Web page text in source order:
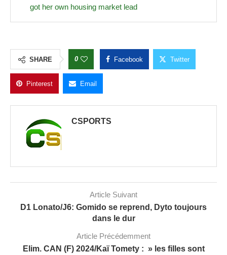
got her own housing market lead
SHARE 0 Facebook Twitter
Pinterest Email
CSPORTS
Article Suivant
D1 Lonato/J6: Gomido se reprend, Dyto toujours
dans le dur
Article Précédemment
Elim. CAN (F) 2024/Kaï Tomety : » les filles sont